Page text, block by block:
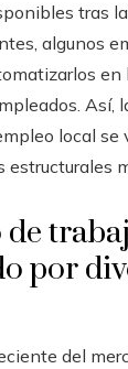
tras
algunos
en
Así,
local se
por
del